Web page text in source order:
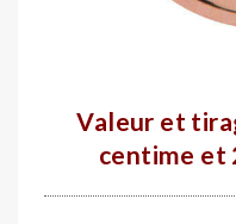
Valeur et
centime et